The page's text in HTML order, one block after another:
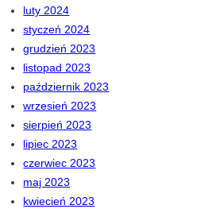
luty 2024
styczeń 2024
grudzień 2023
listopad 2023
październik 2023
wrzesień 2023
sierpień 2023
lipiec 2023
czerwiec 2023
maj 2023
kwiecień 2023